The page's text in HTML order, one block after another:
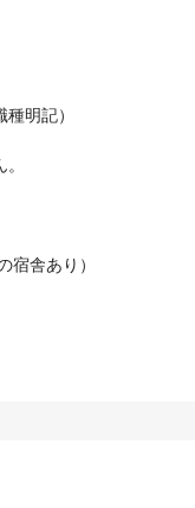
明記）
宿舎あり）